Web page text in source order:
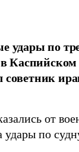
удары по
от
по